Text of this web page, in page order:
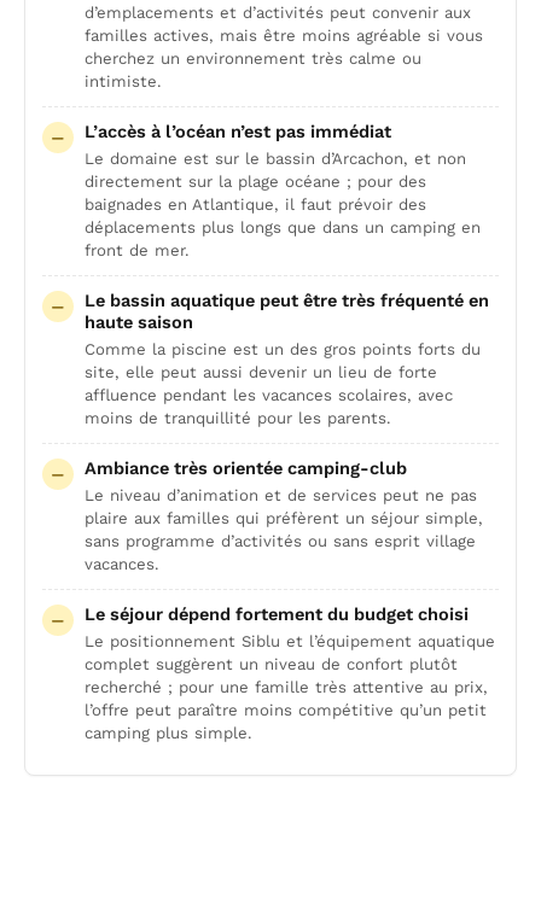
d’emplacements et d’activités peut convenir aux
familles actives, mais être moins agréable si vous
cherchez un environnement très calme ou
intimiste.
L’accès à l’océan n’est pas immédiat
Le domaine est sur le bassin d’Arcachon, et non
directement sur la plage océane ; pour des
baignades en Atlantique, il faut prévoir des
déplacements plus longs que dans un camping en
front de mer.
Le bassin aquatique peut être très fréquenté en
haute saison
Comme la piscine est un des gros points forts du
site, elle peut aussi devenir un lieu de forte
affluence pendant les vacances scolaires, avec
moins de tranquillité pour les parents.
Ambiance très orientée camping-club
Le niveau d’animation et de services peut ne pas
plaire aux familles qui préfèrent un séjour simple,
sans programme d’activités ou sans esprit village
vacances.
Le séjour dépend fortement du budget choisi
Le positionnement Siblu et l’équipement aquatique
complet suggèrent un niveau de confort plutôt
recherché ; pour une famille très attentive au prix,
l’offre peut paraître moins compétitive qu’un petit
camping plus simple.